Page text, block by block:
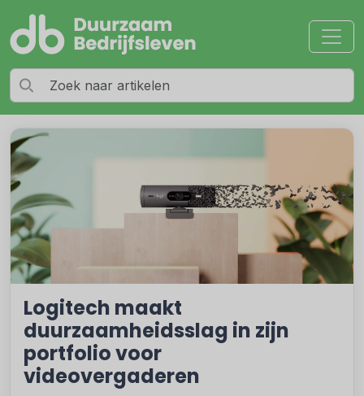
Logitech maakt
duurzaamheidsslag in zijn
portfolio voor
videovergaderen